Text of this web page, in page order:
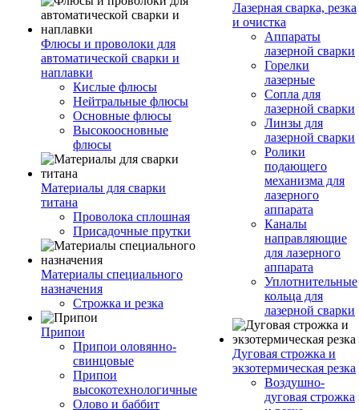
Флюсы и проволоки для
автоматической сварки и
наплавки
Кислые флюсы
Нейтральные флюсы
Основные флюсы
Высокоосновные
флюсы
Материалы для сварки
титана
Проволока сплошная
Присадочные прутки
Материалы специального
назначения
Строжка и резка
Припои
Припои оловянно-
свинцовые
Припои
высокотехнологичные
Олово и баббит
Лазерная сварка, резка
и очистка
Аппараты
лазерной сварки
Горелки
лазерные
Сопла для
лазерной сварки
Линзы для
лазерной сварки
Ролики
подающего
механизма для
лазерного
аппарата
Каналы
направляющие
для лазерного
аппарата
Уплотнительные
кольца для
лазерной сварки
Дуговая строжка и
экзотермическая резка
Воздушно-
дуговая строжка